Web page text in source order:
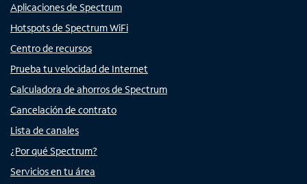
Aplicaciones de Spectrum
Hotspots de Spectrum WiFi
Centro de recursos
Prueba tu velocidad de Internet
Calculadora de ahorros de Spectrum
Cancelación de contrato
Lista de canales
¿Por qué Spectrum?
Servicios en tu área